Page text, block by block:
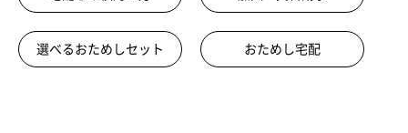
選べるおためしセット おためし宅配